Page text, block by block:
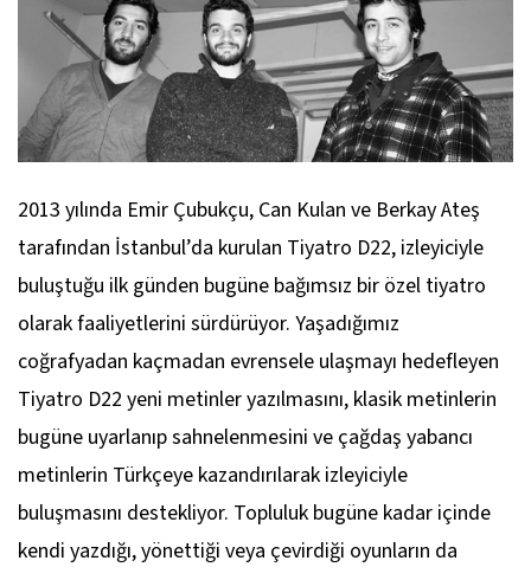
2013 yılında Emir Çubukçu, Can Kulan ve Berkay Ateş
tarafından İstanbul’da kurulan Tiyatro D22, izleyiciyle
buluştuğu ilk günden bugüne bağımsız bir özel tiyatro
olarak faaliyetlerini sürdürüyor. Yaşadığımız
coğrafyadan kaçmadan evrensele ulaşmayı hedefleyen
Tiyatro D22 yeni metinler yazılmasını, klasik metinlerin
bugüne uyarlanıp sahnelenmesini ve çağdaş yabancı
metinlerin Türkçeye kazandırılarak izleyiciyle
buluşmasını destekliyor. Topluluk bugüne kadar içinde
kendi yazdığı, yönettiği veya çevirdiği oyunların da